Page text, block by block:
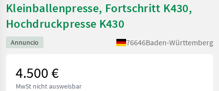
Kleinballenpresse, Fortschritt K430,
Hochdruckpresse K430
Annuncio 76646Baden-Württemberg
4.500 €
MwSt nicht ausweisbar